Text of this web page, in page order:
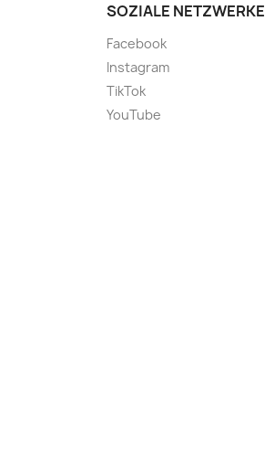
SOZIALE NETZWERKE
Facebook
Instagram
TikTok
YouTube